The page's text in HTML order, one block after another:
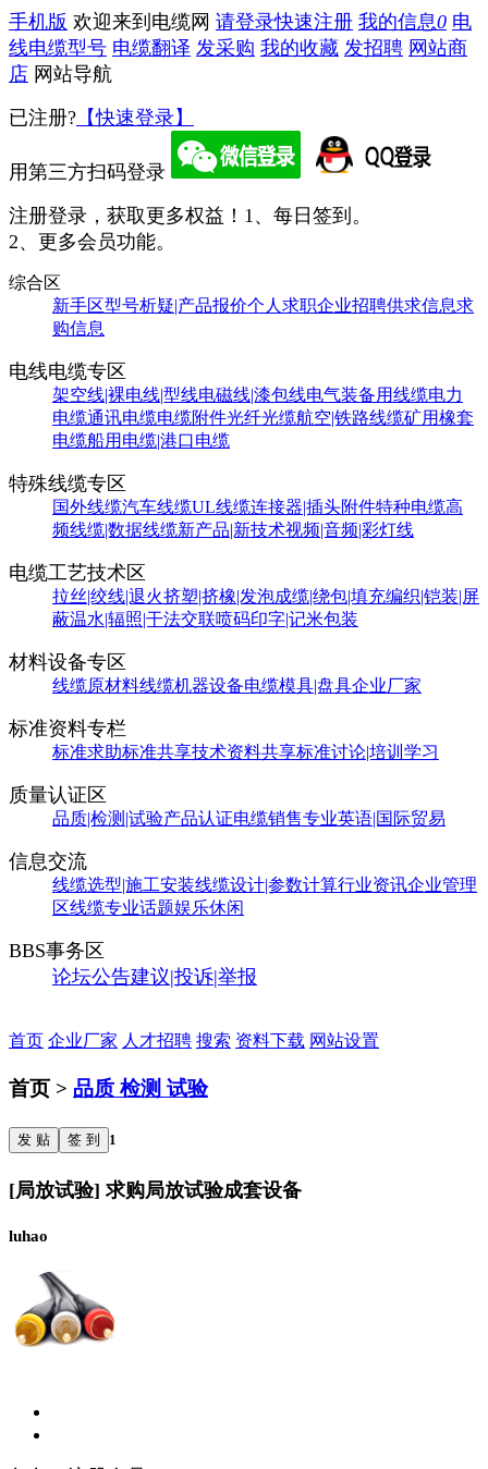
手机版 欢迎来到电缆网 请登录快速注册 我的信息0 电
线电缆型号 电缆翻译 发采购 我的收藏 发招聘 网站商
店 网站导航
已注册? 【快速登录】
用第三方扫码登录
注册登录，获取更多权益！ 1、每日签到。
2、更多会员功能。
综合区
新手区型号析疑|产品报价个人求职企业招聘供求信息求
购信息
电线电缆专区
架空线|裸电线|型线电磁线|漆包线电气装备用线缆电力
电缆通讯电缆电缆附件光纤光缆航空|铁路线缆矿用橡套
电缆船用电缆|港口电缆
特殊线缆专区
国外线缆汽车线缆UL线缆连接器|插头附件特种电缆高
频线缆|数据线缆新产品|新技术视频|音频|彩灯线
电缆工艺技术区
拉丝|绞线|退火挤塑|挤橡|发泡成缆|绕包|填充编织|铠装|屏
蔽温水|辐照|干法交联喷码印字|记米包装
材料设备专区
线缆原材料线缆机器设备电缆模具|盘具企业厂家
标准资料专栏
标准求助标准共享技术资料共享标准讨论|培训学习
质量认证区
品质|检测|试验产品认证电缆销售专业英语|国际贸易
信息交流
线缆选型|施工安装线缆设计|参数计算行业资讯企业管理
区线缆专业话题娱乐休闲
BBS事务区
论坛公告建议|投诉|举报
首页 企业厂家 人才招聘 搜索 资料下载 网站设置
首页 > 品质 检测 试验
发 贴 签 到 1
[局放试验] 求购局放试验成套设备
luhao